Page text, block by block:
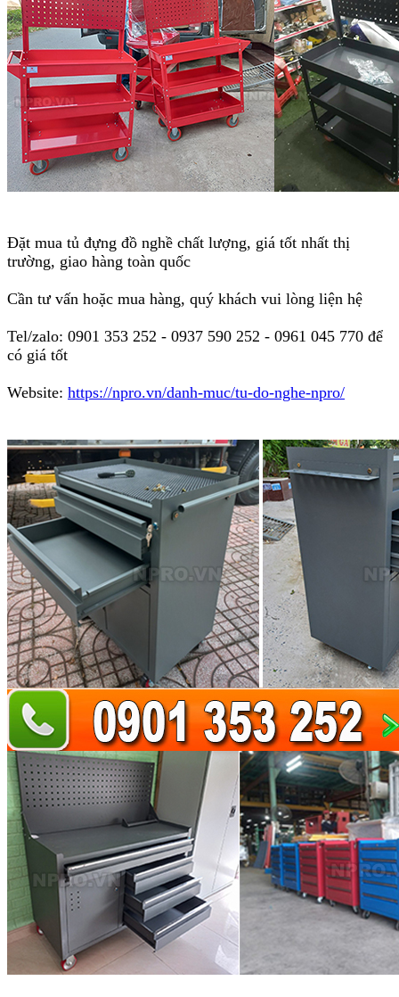
Đặt mua tủ đựng đồ nghề chất lượng, giá tốt nhất thị
trường, giao hàng toàn quốc
Cần tư vấn hoặc mua hàng, quý khách vui lòng liện hệ
Tel/zalo: 0901 353 252 - 0937 590 252 - 0961 045 770 để
có giá tốt
Website: https://npro.vn/danh-muc/tu-do-nghe-npro/